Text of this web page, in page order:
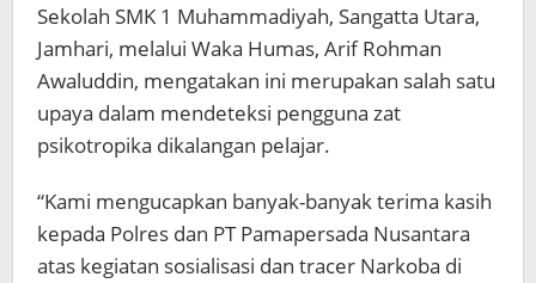
Sekolah SMK 1 Muhammadiyah, Sangatta Utara,
Jamhari, melalui Waka Humas, Arif Rohman
Awaluddin, mengatakan ini merupakan salah satu
upaya dalam mendeteksi pengguna zat
psikotropika dikalangan pelajar.
“Kami mengucapkan banyak-banyak terima kasih
kepada Polres dan PT Pamapersada Nusantara
atas kegiatan sosialisasi dan tracer Narkoba di